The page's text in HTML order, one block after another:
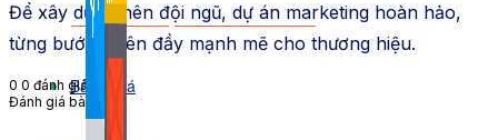
Xem thêm phần mềm khác
Bảng Giá
Để xây dựng nên đội ngũ, dự án marketing hoàn hảo,
từng bước đi lên đầy mạnh mẽ cho thương hiệu.
0 0 đánh giá
Đánh giá bài viết